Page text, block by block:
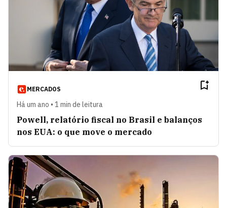
MERCADOS
Há um ano • 1 min de leitura
Powell, relatório fiscal no Brasil e balanços
nos EUA: o que move o mercado